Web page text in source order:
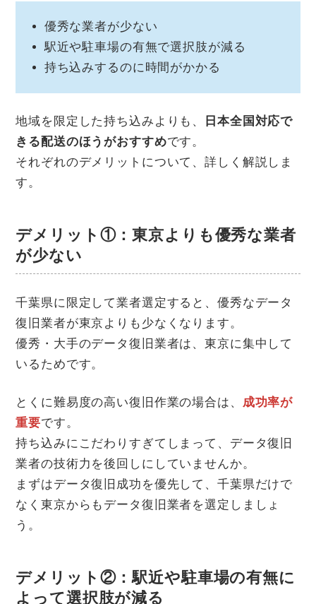
優秀な業者が少ない
駅近や駐車場の有無で選択肢が減る
持ち込みするのに時間がかかる
地域を限定した持ち込みよりも、
日本全国対応で
きる配送のほうがおすすめです。
それぞれのデメリットについて、詳しく解説しま
す。
デメリット①：東京よりも優秀な業者
が少ない
千葉県に限定して業者選定すると、優秀なデータ
復旧業者が東京よりも少なくなります。
優秀・大手のデータ復旧業者は、東京に集中して
いるためです。
とくに難易度の高い復旧作業の場合は、 成功率が
重要です。
持ち込みにこだわりすぎてしまって、データ復旧
業者の技術力を後回しにしていませんか。
まずはデータ復旧成功を優先して、千葉県だけで
なく東京からもデータ復旧業者を選定しましょ
う。
デメリット②：駅近や駐車場の有無に
よって選択肢が減る